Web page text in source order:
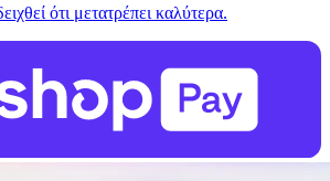
ότι μετατρέπει καλύτερα.